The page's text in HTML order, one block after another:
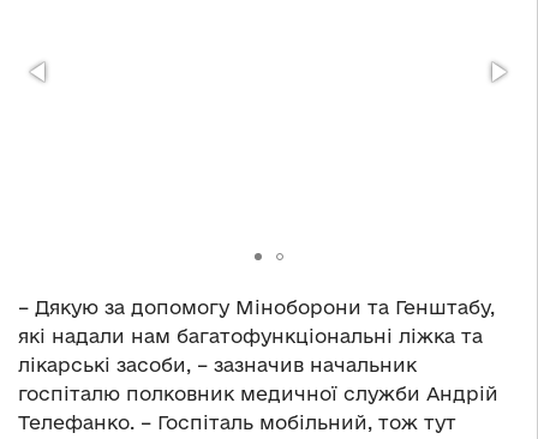
– Дякую за допомогу Міноборони та Генштабу,
які надали нам багатофункціональні ліжка та
лікарські засоби, – зазначив начальник
госпіталю полковник медичної служби Андрій
Телефанко. – Госпіталь мобільний, тож тут